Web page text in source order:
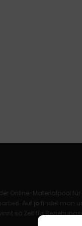
Online-Materialpool
Auf jo findet man
so Zeit für